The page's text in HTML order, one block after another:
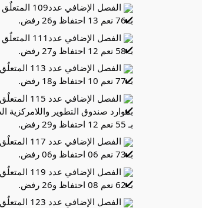
الفصل الإضافي عدد109 المتعلٌق بنظام الراحة البيولوجية في قطاع الصيد البحري وبتمويلها،
بـ 76 نعم 13 احتفاظ و26 رفض.
الفصل الإضافي عدد111 المتعلٌق بتسوية وضعية سواق شاحنات نقل الفسفاط والعملة .
بـ 58 نعم 12 احتفاظ و27 رفض.
الفصل الإضافي عدد 113 المتعلٌق بضبط نظام تقاعد أعضاء مجلس النواب.
بـ 77 نعم 10 احتفاظ و18 رفض.
الفصل
بموارد صندوق التطوير واللامركزية الصناعية التي مر
بـ 55 نعم 12 احتفاظ و29 رفض.
الفصل الإضافي عدد 117 المتعلٌق بتسيير وضعية الأشخاص بعنوان الديون غير الجبائية المثقلة
بـ 73 نعم 06 احتفاظ و06 رفض.
الفصل الإضافي عدد 119 المتعلٌق بصندوق الصحة الحيوانية
بـ 62 نعم 08 احتفاظ و26 رفض.
الفصل